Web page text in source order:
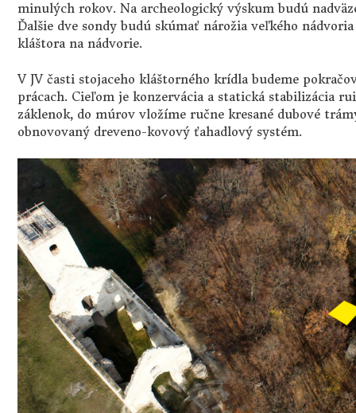
minulých rokov. Na archeologický výskum budú
Ďalšie dve sondy budú skúmať nárožia veľkého
kláštora na nádvorie.
V JV časti stojaceho kláštorného krídla budeme
prácach. Cieľom je konzervácia a statická stabilizácia
záklenok, do múrov vložíme ručne kresané dubové
obnovovaný dreveno-kovový ťahadlový systém.